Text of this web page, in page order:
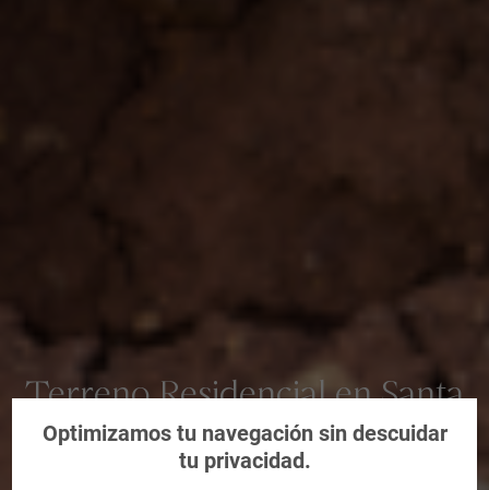
Terreno Residencial en Santa
Cruz de Tenerife
Optimizamos tu navegación sin descuidar
tu privacidad.